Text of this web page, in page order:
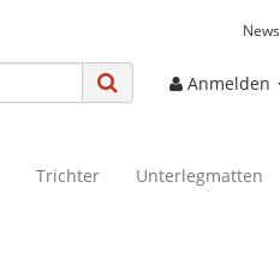
News
Anmelden
Trichter Unterlegmatten